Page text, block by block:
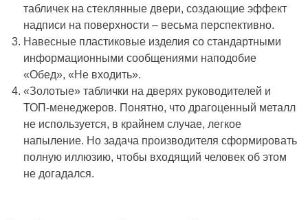
табличек на стеклянные двери, создающие эффект
надписи на поверхности – весьма перспективно.
Навесные пластиковые изделия со стандартными
информационными сообщениями наподобие
«Обед», «Не входить».
«Золотые» таблички на дверях руководителей и
ТОП-менеджеров. Понятно, что драгоценный металл
не используется, в крайнем случае, легкое
напыление. Но задача производителя сформировать
полную иллюзию, чтобы входящий человек об этом
не догадался.